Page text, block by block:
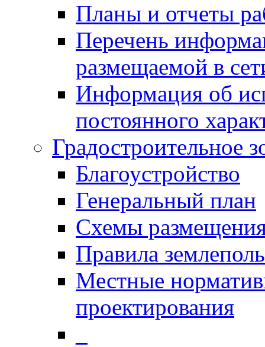
Планы и отчеты
Перечень
размещаемой в
Информация об
постоянного
Градостроительное
Благоустройство
Генеральный план
Схемы
Правила
Местные
проектирования